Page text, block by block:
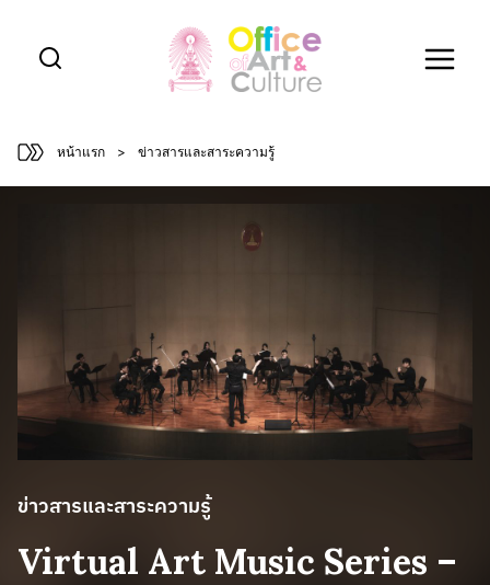
content
หน้าแรก > ข่าวสารและสาระความรู้
ข่าวสารและสาระความรู้
Virtual Art Music Series –